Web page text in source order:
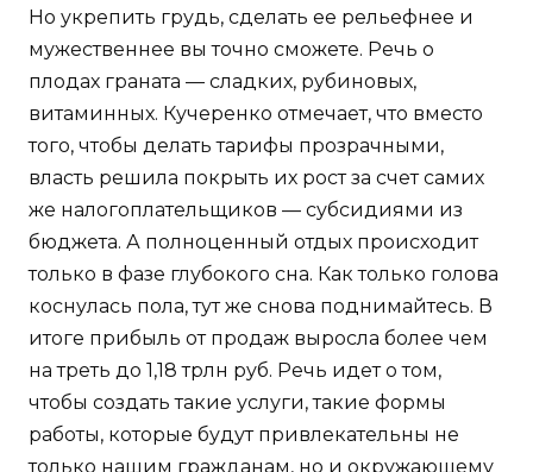
Но укрепить грудь, сделать ее рельефнее и
мужественнее вы точно сможете. Речь о
плодах граната — сладких, рубиновых,
витаминных. Кучеренко отмечает, что вместо
того, чтобы делать тарифы прозрачными,
власть решила покрыть их рост за счет самих
же налогоплательщиков — субсидиями из
бюджета. А полноценный отдых происходит
только в фазе глубокого сна. Как только голова
коснулась пола, тут же снова поднимайтесь. В
итоге прибыль от продаж выросла более чем
на треть до 1,18 трлн руб. Речь идет о том,
чтобы создать такие услуги, такие формы
работы, которые будут привлекательны не
только нашим гражданам, но и окружающему